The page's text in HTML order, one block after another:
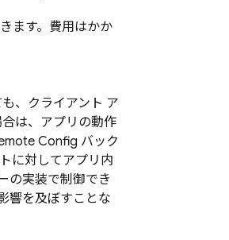
ます。費用はかか
、クライアント ア
は、アプリの動作
Config バック
に対してアプリ内
の実装で制御でき
響を及ぼすことな